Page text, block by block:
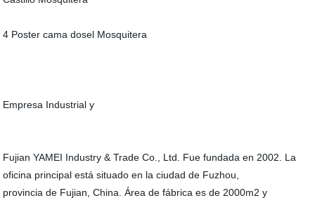
4 Poster cama dosel Mosquitera
Empresa Industrial y
Fujian YAMEI Industry & Trade Co., Ltd. Fue fundada en 2002. La
oficina principal está situado en la ciudad de Fuzhou,
provincia de Fujian, China. Área de fábrica es de 2000m2 y